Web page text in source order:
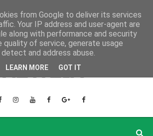
from Google to deliver its services
Your IP address and user-agent are
along with performance and security
quality of service, generate usage
and address abuse.
LEARN MORE GOT IT